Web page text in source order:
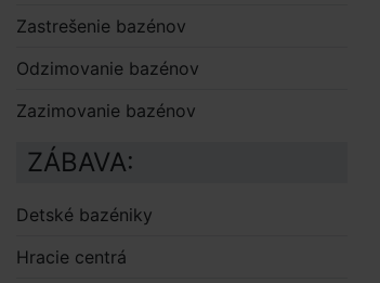
Zastrešenie bazénov
Odzimovanie bazénov
Zazimovanie bazénov
ZÁBAVA:
Detské bazéniky
Hracie centrá